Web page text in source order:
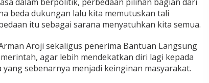
beda dukungan lalu kita memutuskan tali
itu sebagai sarana menyatuhkan kita semua.
Aroji sekaligus penerima Bantuan Langsung
agar lebih mendekatkan diri lagi kepada
sebenarnya menjadi keinginan masyarakat.